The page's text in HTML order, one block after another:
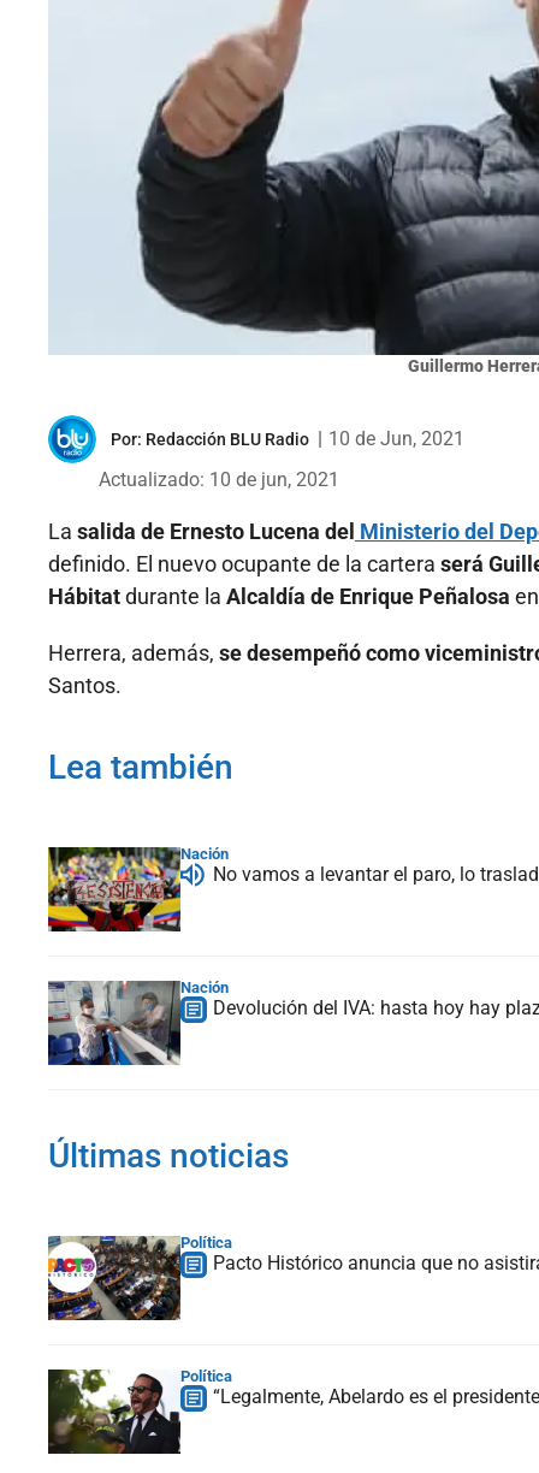
Guillermo
Por: Redacción BLU Radio
10 de Jun, 2021
Actualizado: 10 de jun, 2021
La salida de Ernesto Lucena del Ministerio del
definido. El nuevo ocupante de la cartera será
Hábitatdurante la Alcaldía de Enrique Peñalosa
Herrera, además, se desempeñó como
Santos.
Lea también
Nación
No vamos a levantar el paro, lo
Nación
Devolución del IVA: hasta hoy hay
Últimas noticias
Política
Pacto Histórico anuncia que no
Política
“Legalmente, Abelardo es el